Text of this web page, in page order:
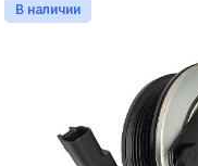
В наличии